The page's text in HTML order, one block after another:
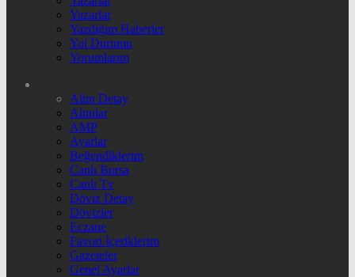
Yazarlar
Yazdığım Haberler
Yol Durumu
Yorumlarım
Altın Detay
Altınlar
AMP
Ayarlar
Beğendiklerim
Canlı Borsa
Canlı Tv
Döviz Detay
Dövizler
Eczane
Favori İçeriklerim
Gazeteler
Genel Ayarlar